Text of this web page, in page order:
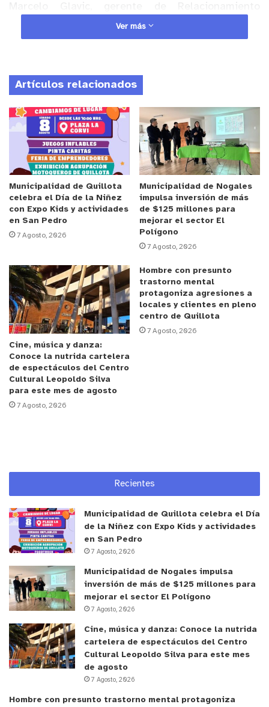
Comunitario de Aguas Pacífico; Bárbara Barros,
gerente de Sostenibilidad y Comunicación
gerente general Fundación La Semilla, generaron
un espacio de diálogo, reflexión y sensibilización
en torno a temáticas enfocadas en género y medio
ambiente.
Anuncio Patrocinado
Para uno de los organizadores de esta actividad, el
periodista y director del medio digital Tuopinas.cl,
Víctor Delgado, el objetivo del conversatorio se
cumplió a cabalidad. “Difundimos tres importantes
ODS entre vecinos de la zona interior de la región,
con gente relacionada a estas acciones, y además,
se transmitió vía streaming por nuestras redes
sociales. Es importante explicar que
constantemente se están buscando alternativas
para el cuidado y convivencia de actividades
productivas con el medio ambiente. El foco está en
contribuir en la difusión de objetivos, visibilizar
desafíos y compartir buenas prácticas”, explicó
Delgado.
emprendedores, artesanos, representantes del
Centro de Formación Técnica PUCV,
representantes de empresas Melón Cementos y
Gasmar, y líderes sociales. El conversatorio fue
moderado por el sub gerente de Asuntos Públicos
Sostenibilidad, Marcelo Valenzuela.
“Estamos muy contentos con la articulación que se
realizó, ese es el sello de Fundación La Semilla.
Además, plantear un tema tan importante y
sociabilizarlo con las personas es algo fantástico”,
dijo Héctor Nordetti, gerente general de Fundación
Ver más
Artículos relacionados
Municipalidad de Quillota
celebra el Día de la Niñez
con Expo Kids y actividades
en San Pedro
7 Agosto, 2026
Municipalidad de Nogales
impulsa inversión de más
de $125 millones para
mejorar el sector El
Polígono
7 Agosto, 2026
Cine, música y danza:
Conoce la nutrida cartelera
de espectáculos del Centro
Cultural Leopoldo Silva
para este mes de agosto
7 Agosto, 2026
Hombre con presunto
trastorno mental
protagoniza agresiones a
locales y clientes en pleno
centro de Quillota
7 Agosto, 2026
Recientes
Municipalidad de Quillota celebra el Día
de la Niñez con Expo Kids y actividades
en San Pedro
7 Agosto, 2026
Municipalidad de Nogales impulsa
inversión de más de $125 millones para
mejorar el sector El Polígono
7 Agosto, 2026
Cine, música y danza: Conoce la nutrida
cartelera de espectáculos del Centro
Cultural Leopoldo Silva para este mes
de agosto
7 Agosto, 2026
Hombre con presunto trastorno mental protagoniza